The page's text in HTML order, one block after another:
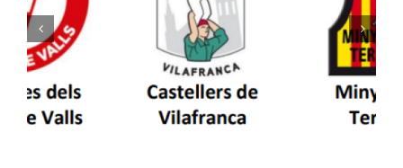
Els Castellers de Vilafranca unieixen tradició i
patrimoni en un viatge de colla a la Vall
d’Aran i a la Vall de Boí